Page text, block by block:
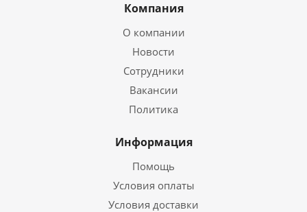
Компания
О компании
Новости
Сотрудники
Вакансии
Политика
Информация
Помощь
Условия оплаты
Условия доставки